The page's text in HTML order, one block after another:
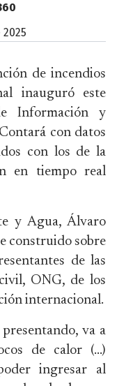
de incendios
inauguró este
Información y
con datos
con los de la
en tiempo real
y Agua, Álvaro
construido sobre
de las
ONG, de los
internacional.
va a
de calor (…)
ingresar al